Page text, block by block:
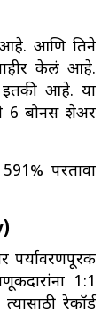
आणि तिने
केलं आहे.
इतकी आहे. या
6 बोनस शेअर
परतावा
पर्यावरणपूरक
1:1
रेकॉर्ड